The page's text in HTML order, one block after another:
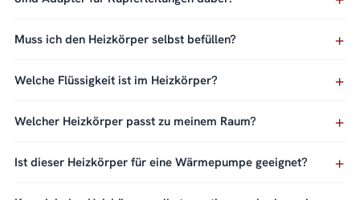
Muss ich den Heizkörper selbst befüllen?
Welche Flüssigkeit ist im Heizkörper?
Welcher Heizkörper passt zu meinem Raum?
Ist dieser Heizkörper für eine Wärmepumpe geeignet?